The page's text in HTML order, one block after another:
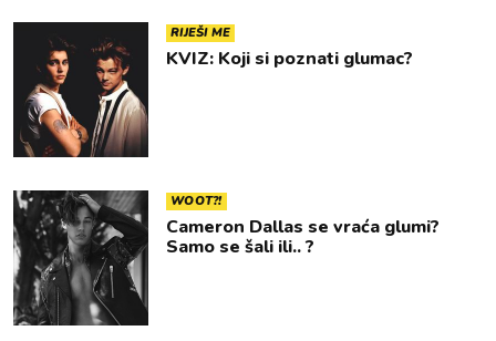
RIJEŠI ME
KVIZ: Koji si poznati glumac?
WOOT?!
Cameron Dallas se vraća glumi?
Samo se šali ili.. ?